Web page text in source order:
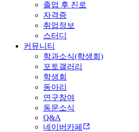
졸업 후 진로
자격증
취업정보
스터디
커뮤니티
학과소식(학생회)
포토갤러리
학생회
동아리
연구참여
동문소식
Q&A
네이버카페